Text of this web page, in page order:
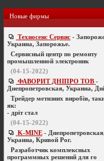
Новые фирмы
Техносенс Сервис -
Украина, Запорожье.
Cервисный центр по ремонту
промышленной электроник
(04-15-2022)
ФАВОРИТ ДНІПРО ТОВ -
Днепропетровская, Украина,
Трейдер метизних виробів,
як:
- дріт стал
(04-15-2022)
K-MINE -
Украина, Кривой Рог.
Разработчик комплексных
программных решений для го